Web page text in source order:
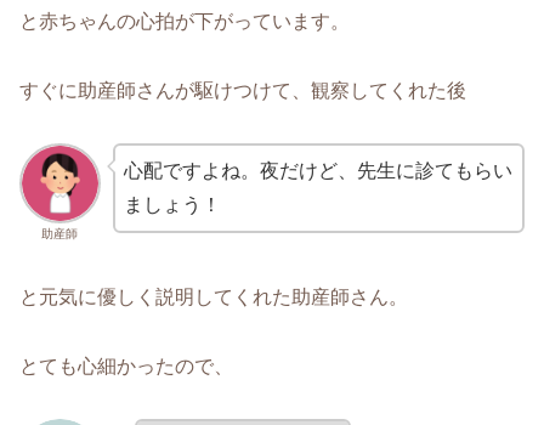
と赤ちゃんの心拍が下がっています。
すぐに助産師さんが駆けつけて、観察してくれた後
助産師
心配ですよね。夜だけど、先生に診てもらい
ましょう！
と元気に優しく説明してくれた助産師さん。
とても心細かったので、